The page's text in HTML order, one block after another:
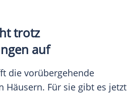
trotz
auf
die vorübergehende
Häusern. Für sie gibt es jetzt